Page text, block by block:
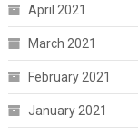
April 2021
March 2021
February 2021
January 2021